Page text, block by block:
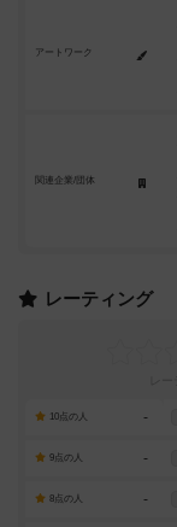
アートワーク
関連企業/団体
レーティング
10点の人 -
9点の人 -
8点の人 -